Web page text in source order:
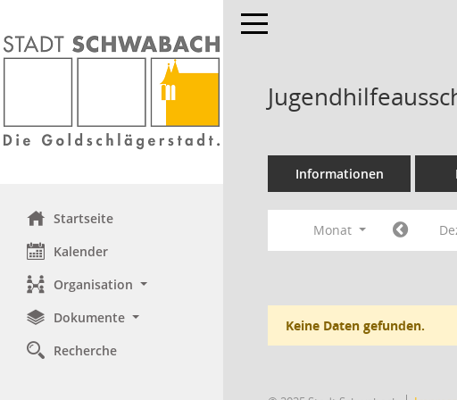
Startseite
Kalender
Organisation
Dokumente
Recherche
Toggle navigation
Informationen
Monat
Keine Daten gefunden.